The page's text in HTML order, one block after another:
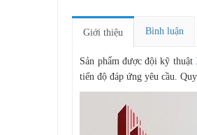
Giới thiệu Bình luận
Sản phẩm được đội kỹ thuật
tiến độ đáp ứng yêu cầu.